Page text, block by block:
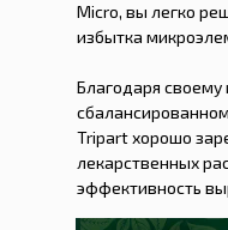
Micro, вы легко
избытка
Благодаря своему
Tripart хорошо
лекарственных
эффективность